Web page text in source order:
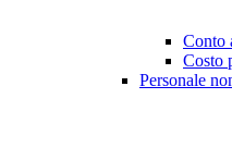
Conto
Costo
Personale